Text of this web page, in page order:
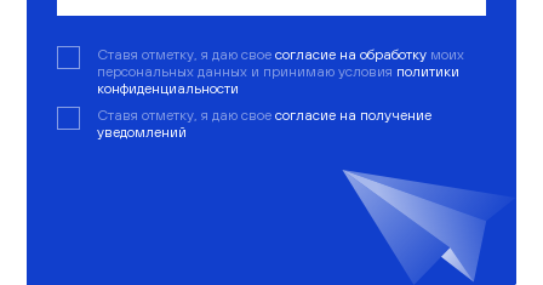
Ставя отметку, я даю свое согласие на обработку моих
персональных данных и принимаю условия политики
конфиденциальности
Ставя отметку, я даю свое согласие на получение
уведомлений